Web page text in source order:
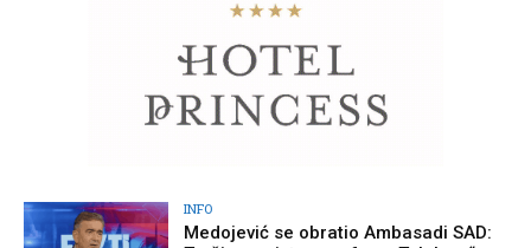
INFO
Medojević se obratio Ambasadi SAD: